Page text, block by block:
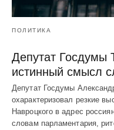
ПОЛИТИКА
Депутат Госдумы
истинный смысл
Депутат Госдумы
охарактеризовал резкие
Навроцкого в адрес
словам парламентария,